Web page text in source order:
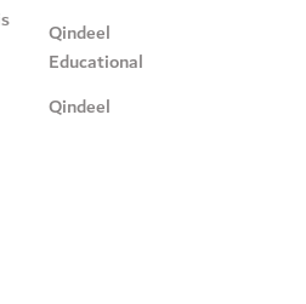
Qindeel
Educational
Qindeel